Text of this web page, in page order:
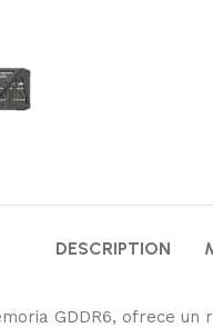
DESCRIPTION
GDDR6, ofrece